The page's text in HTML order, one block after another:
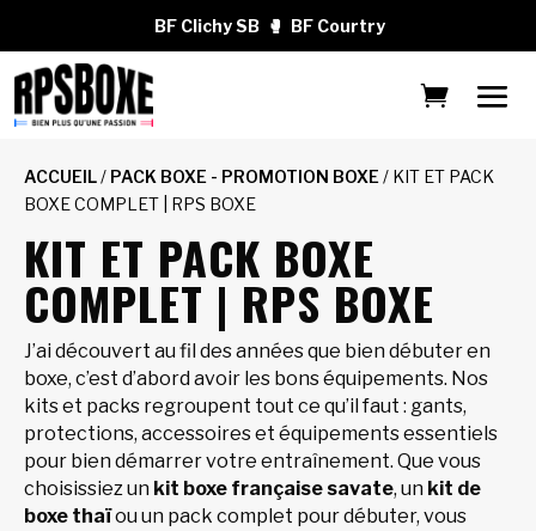
BF Clichy SB 🥊 BF Courtry
ACCUEIL/ PACK BOXE - PROMOTION BOXE / KIT ET PACK
BOXE COMPLET | RPS BOXE
KIT ET PACK BOXE
COMPLET | RPS BOXE
J’ai découvert au fil des années que bien débuter en
boxe, c’est d’abord avoir les bons équipements. Nos
kits et packs regroupent tout ce qu’il faut : gants,
protections, accessoires et équipements essentiels
pour bien démarrer votre entraînement. Que vous
choisissiez un kit boxe française savate, un kit de
boxe thaïou un pack complet pour débuter, vous